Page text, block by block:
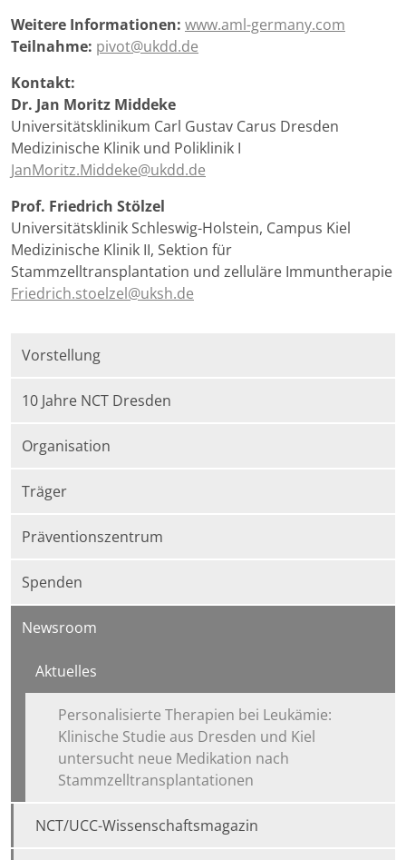
Weitere Informationen: www.aml-germany.com
Teilnahme: pivot@ukdd.de
Kontakt:
Dr. Jan Moritz Middeke
Universitätsklinikum Carl Gustav Carus Dresden
Medizinische Klinik und Poliklinik I
JanMoritz.Middeke@ukdd.de
Prof. Friedrich Stölzel
Universitätsklinik Schleswig-Holstein, Campus Kiel
Medizinische Klinik II, Sektion für
Stammzelltransplantation und zelluläre Immuntherapie
Friedrich.stoelzel@uksh.de
Vorstellung
10 Jahre NCT Dresden
Organisation
Träger
Präventionszentrum
Spenden
Newsroom
Aktuelles
Personalisierte Therapien bei Leukämie:
Klinische Studie aus Dresden und Kiel
untersucht neue Medikation nach
Stammzelltransplantationen
NCT/UCC-Wissenschaftsmagazin